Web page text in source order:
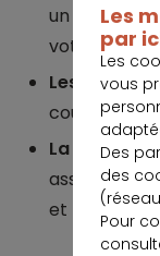
un tiers
votre moto.
Les
couvertes
La
assureur
et les
Les
par
Les
vous
Des
des
Pour